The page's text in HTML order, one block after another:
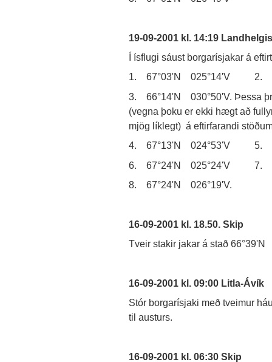
19-09-2001 kl. 14:19
Í ísflugi sáust borgarísjakar á
1. 67°03'N 025°14'V 2.
3. 66°14'N 030°50'V. Þessa
(vegna þoku er ekki hægt að
mjög líklegt) á eftirfarandi
4. 67°13'N 024°53'V 5.
6. 67°24'N 025°24'V 7.
8. 67°24'N 026°19'V.
16-09-2001 kl. 18.50. Skip
Tveir stakir jakar á stað
16-09-2001 kl. 09:00 Litla-Ávík
Stór borgarísjaki með tveimur
til austurs.
16-09-2001 kl. 06:30 Skip